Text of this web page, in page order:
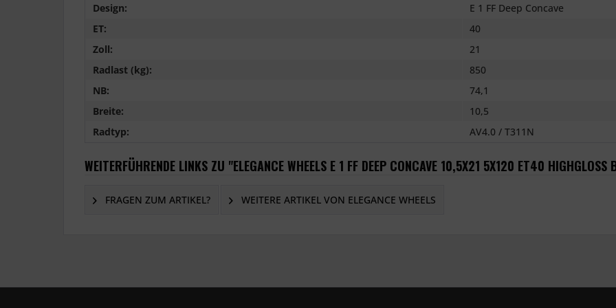
Design:
E 1 FF Deep Concave
ET:
40
Zoll:
21
Radlast (kg):
850
NB:
74,1
Breite:
10,5
Radtyp:
AV4.0 / T311N
WEITERFÜHRENDE LINKS ZU "ELEGANCE WHEELS E 1 FF DEEP CONCAVE 10,5X21 5X120 ET40 HIGHGLOSS
FRAGEN ZUM ARTIKEL? WEITERE ARTIKEL VON ELEGANCE WHEELS